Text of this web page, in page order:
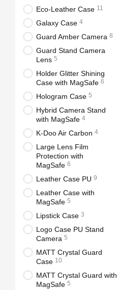
Eco-Leather Case 11
Galaxy Case 4
Guard Amber Camera 8
Guard Stand Camera
Lens 5
Holder Glitter Shining
Сase with MagSafe 6
Hologram Case 5
Hybrid Camera Stand
with MagSafe 4
K-Doo Air Carbon 4
Large Lens Film
Protection with
MagSafe 6
Leather Case PU 9
Leather Case with
MagSafe 5
Lipstick Case 3
Logo Case PU Stand
Camera 5
MATT Crystal Guard
Case 10
MATT Crystal Guard with
MagSafe 5